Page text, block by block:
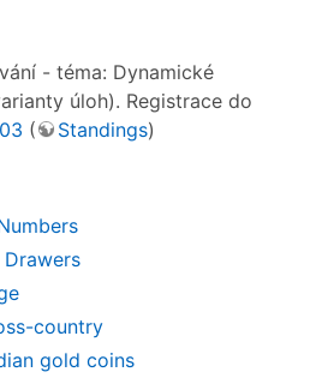
- téma: Dynamické
úloh). Registrace do
( Standings)
country
gold coins